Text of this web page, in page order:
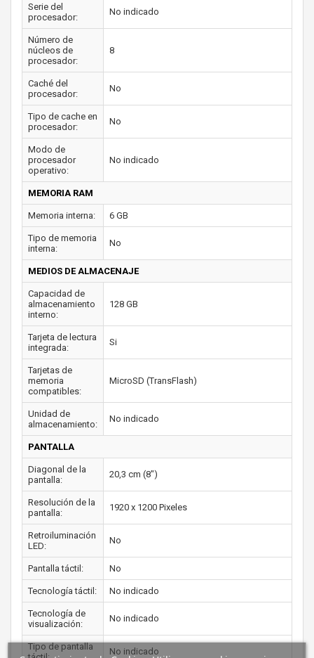
Serie del
procesador:
No indicado
Número de
núcleos de
procesador:
8
Caché del
procesador:
No
Tipo de cache en
procesador:
No
Modo de
procesador
operativo:
No indicado
MEMORIA RAM
Memoria interna: 6 GB
Tipo de memoria
interna:
No
MEDIOS DE ALMACENAJE
Capacidad de
almacenamiento
interno:
128 GB
Tarjeta de lectura
integrada:
Si
Tarjetas de
memoria
compatibles:
MicroSD (TransFlash)
Unidad de
almacenamiento:
No indicado
PANTALLA
Diagonal de la
pantalla:
20,3 cm (8")
Resolución de la
pantalla:
1920 x 1200 Pixeles
Retroiluminación
LED:
No
Pantalla táctil: No
Tecnología táctil: No indicado
Tecnología de
visualización:
No indicado
Tipo de pantalla
No indicado